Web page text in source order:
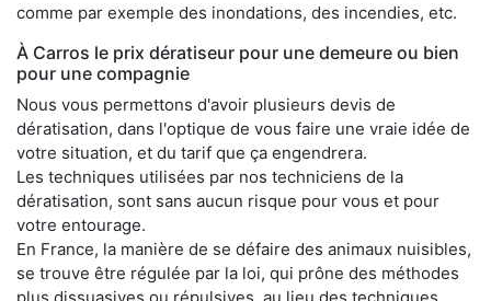
comme par exemple des inondations, des incendies, etc.
À Carros le prix dératiseur pour une demeure ou bien
pour une compagnie
Nous vous permettons d'avoir plusieurs devis de
dératisation, dans l'optique de vous faire une vraie idée de
votre situation, et du tarif que ça engendrera.
Les techniques utilisées par nos techniciens de la
dératisation, sont sans aucun risque pour vous et pour
votre entourage.
En France, la manière de se défaire des animaux nuisibles,
se trouve être régulée par la loi, qui prône des méthodes